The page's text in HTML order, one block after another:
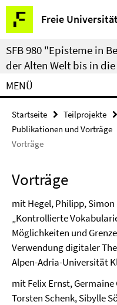
Springe
direkt
zu
Inhalt
Freie
Service-
Navigation
SFB 980 "Episteme in
der Alten Welt bis in
MENÜ
Startseite Teilprojekte
Publikationen und Vorträge
Vorträge
Vorträge
mit Hegel, Philipp,
„Kontrollierte
Möglichkeiten und
Verwendung digitaler
Alpen-Adria-Universität
mit Felix Ernst,
Torsten Schenk, Sibylle